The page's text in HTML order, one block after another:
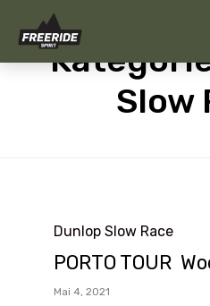
Slow
Category
Dunlop Slow Race
PORTO TOUR
Mai 4, 2021